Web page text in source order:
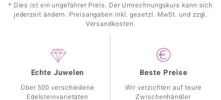
* Dies ist ein ungefährer Preis. Der Umrechnungskurs kann sich
jederzeit ändern. Preisangaben inkl. gesetzl. MwSt. und zzgl.
Versandkosten.
Echte Juwelen
Über 500 verschiedene
Edelsteinvarietäten
Beste Preise
Wir verzichten auf teure
Zwischenhändler